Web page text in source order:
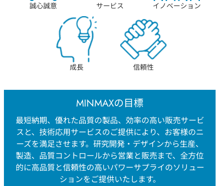
誠心誠意 サービス イノベーション
成長 信頼性
MINMAXの目標
最短納期、優れた品質の製品、効率の高い販売サービ
スと、技術応用サービスのご提供により、お客様のニ
ーズを満足させます。研究開発・デザインから生産、
製造、品質コントロールから営業と販売まで、全方位
的に高品質と信頼性の高いパワーサプライのソリュー
ションをご提供いたします。